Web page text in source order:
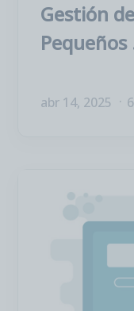
Gestión
Pequeños
abr 14, 2025